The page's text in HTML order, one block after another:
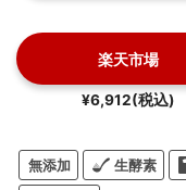
楽天市場
¥6,912(税込)
無添加 生酵素